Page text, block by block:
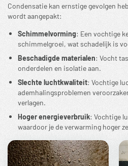
Condensatie kan ernstige gevolgen
wordt aangepakt:
Schimmelvorming: Een vochtige
schimmelgroei , wat schadelijk is
Beschadigde materialen: Vocht
onderdelen en isolatie aan.
Slechte luchtkwaliteit: Vochtige
ademhalingsproblemen
verlagen.
Hoger energieverbruik: Vochtige
waardoor je de verwarming hoger